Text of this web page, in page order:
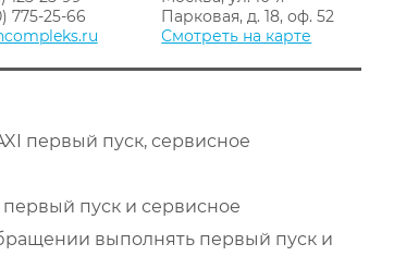
775-25-66
Парковая, д. 18, оф. 52
Смотреть на карте
первый пуск, сервисное
пуск и сервисное
выполнять первый пуск и